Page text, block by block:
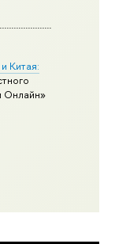
Китая:
Онлайн»